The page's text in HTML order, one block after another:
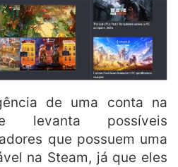
de uma conta na
levanta possíveis
que possuem uma
na Steam, já que eles